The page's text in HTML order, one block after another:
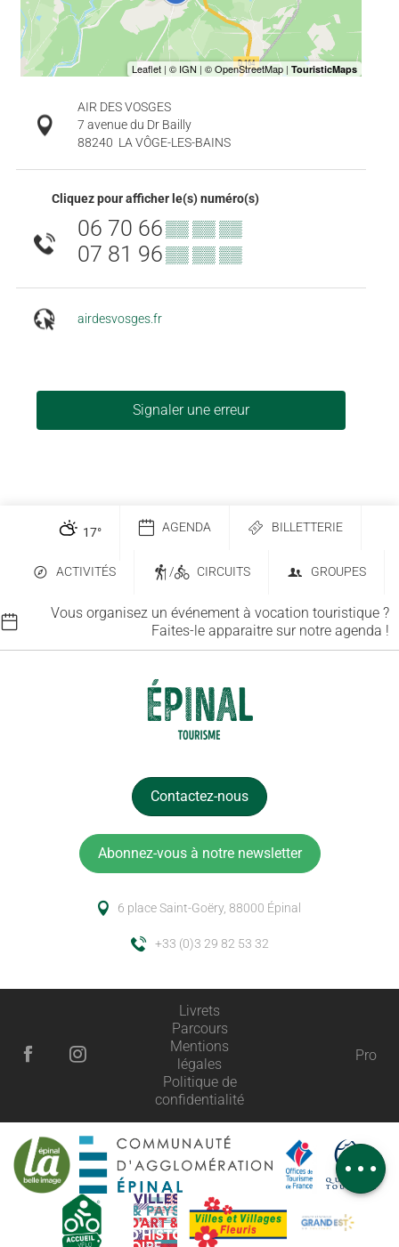
Tarifs
Avis
AIR DES VOSGES
7 avenue du Dr Bailly
88240 LA VÔGE-LES-BAINS
Cliquez pour afficher le(s) numéro(s)
06 70 66▒▒ ▒▒ ▒▒
07 81 96▒▒ ▒▒ ▒▒
airdesvosges.fr
Signaler une erreur
17° AGENDA BILLETTERIE
ACTIVITÉS / CIRCUITS GROUPES
Vous organisez un événement à vocation touristique ?
Faites-le apparaitre sur notre agenda !
Contactez-nous
Abonnez-vous à notre newsletter
6 place Saint-Goëry, 88000 Épinal
+33 (0)3 29 82 53 32
Livrets
Parcours
Mentions
légales
Politique de
confidentialité
Pro